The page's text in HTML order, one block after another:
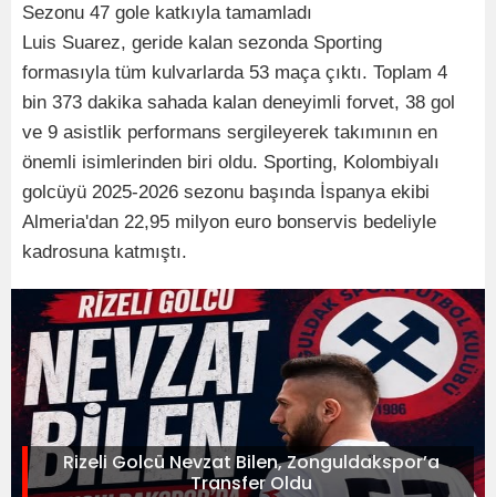
Sezonu 47 gole katkıyla tamamladı
Luis Suarez, geride kalan sezonda Sporting
formasıyla tüm kulvarlarda 53 maça çıktı. Toplam 4
bin 373 dakika sahada kalan deneyimli forvet, 38 gol
ve 9 asistlik performans sergileyerek takımının en
önemli isimlerinden biri oldu. Sporting, Kolombiyalı
golcüyü 2025-2026 sezonu başında İspanya ekibi
Almeria'dan 22,95 milyon euro bonservis bedeliyle
kadrosuna katmıştı.
Rizeli Golcü Nevzat Bilen, Zonguldakspor’a
Transfer Oldu